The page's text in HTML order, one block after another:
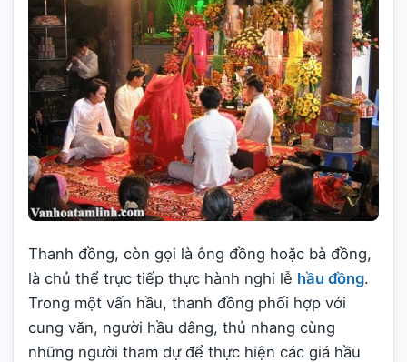
Thanh đồng, còn gọi là ông đồng hoặc bà đồng,
là chủ thể trực tiếp thực hành nghi lễ hầu đồng.
Trong một vấn hầu, thanh đồng phối hợp với
cung văn, người hầu dâng, thủ nhang cùng
những người tham dự để thực hiện các giá hầu